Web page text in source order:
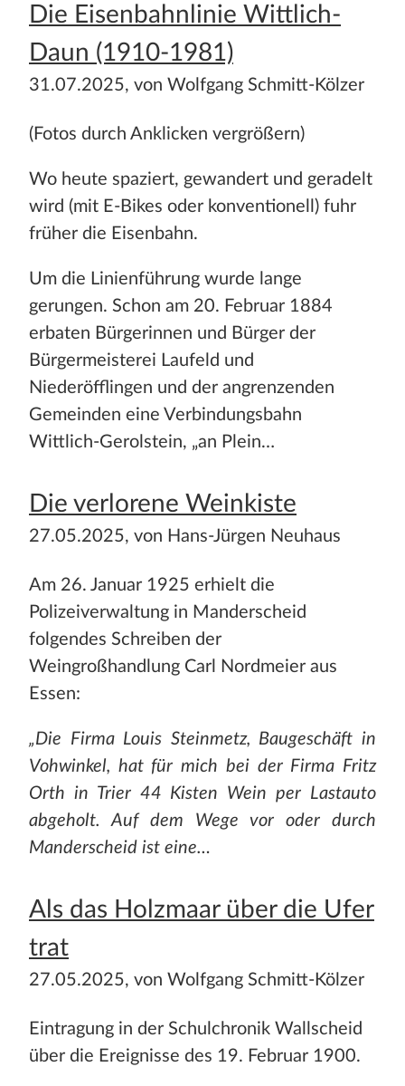
Die Eisenbahnlinie Wittlich-
Daun (1910-1981)
31.07.2025, von Wolfgang Schmitt-Kölzer
(Fotos durch Anklicken vergrößern)
Wo heute spaziert, gewandert und geradelt
wird (mit E-Bikes oder konventionell) fuhr
früher die Eisenbahn.
Um die Linienführung wurde lange
gerungen. Schon am 20. Februar 1884
erbaten Bürgerinnen und Bürger der
Bürgermeisterei Laufeld und
Niederöfflingen und der angrenzenden
Gemeinden eine Verbindungsbahn
Wittlich-Gerolstein, „an Plein…
Die verlorene Weinkiste
27.05.2025, von Hans-Jürgen Neuhaus
Am 26. Januar 1925 erhielt die
Polizeiverwaltung in Manderscheid
folgendes Schreiben der
Weingroßhandlung Carl Nordmeier aus
Essen:
„Die Firma Louis Steinmetz, Baugeschäft in
Vohwinkel, hat für mich bei der Firma Fritz
Orth in Trier 44 Kisten Wein per Lastauto
abgeholt. Auf dem Wege vor oder durch
Manderscheid ist eine…
Als das Holzmaar über die Ufer
trat
27.05.2025, von Wolfgang Schmitt-Kölzer
Eintragung in der Schulchronik Wallscheid
über die Ereignisse des 19. Februar 1900.